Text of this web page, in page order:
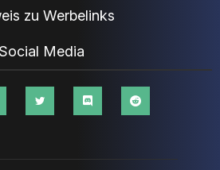
zu Werbelinks
Social Media